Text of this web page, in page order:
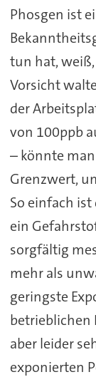
Phosgen ist
tun hat,
Vorsicht
der
von 100ppb
– könnte
Grenzwert,
So einfach
ein
sorgfältig
mehr als
geringste
betrieblichen
aber leider
exponierten